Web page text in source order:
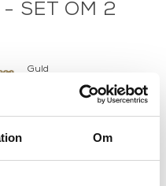
Om
- SET OM 2
Guld